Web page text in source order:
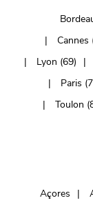
Cannes
Lyon (69)
Paris
Toulon
Açores